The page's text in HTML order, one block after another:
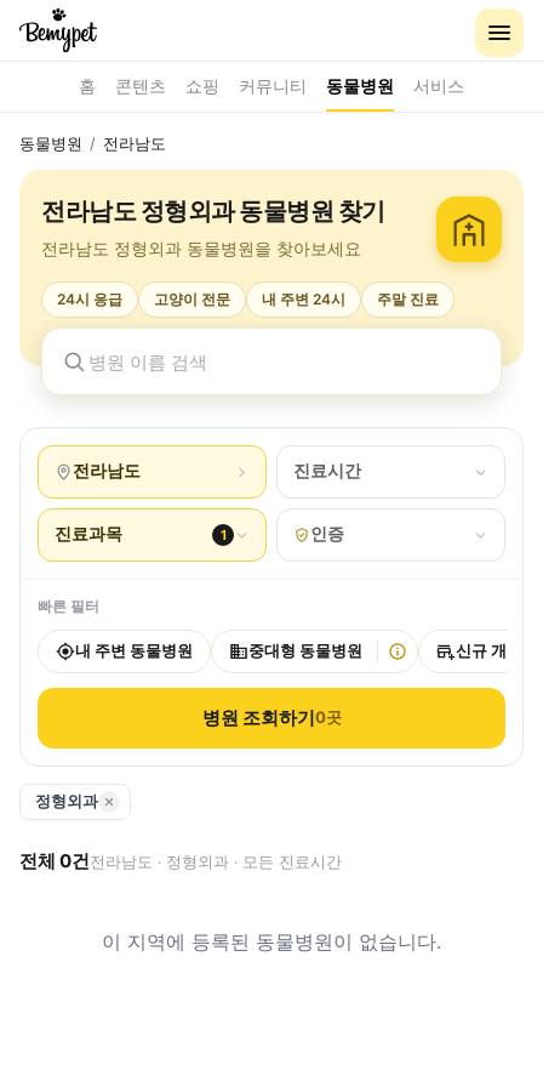
홈 콘텐츠 쇼핑 커뮤니티 동물병원 서비스
동물병원 / 전라남도
전라남도 정형외과 동물병원 찾기
전라남도 정형외과 동물병원을 찾아보세요
24시 응급 고양이 전문 내 주변 24시 주말 진료
전라남도 진료시간
진료과목 1 인증
빠른 필터
내 주변 동물병원 중대형 동물병원 신규 개원
병원 조회하기0곳
정형외과
전체 0건전라남도 · 정형외과 · 모든 진료시간
이 지역에 등록된 동물병원이 없습니다.